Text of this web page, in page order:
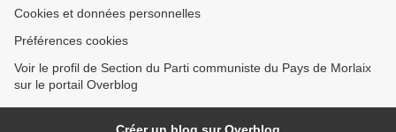
Cookies et données personnelles
Préférences cookies
Voir le profil de Section du Parti communiste du Pays de Morlaix
sur le portail Overblog